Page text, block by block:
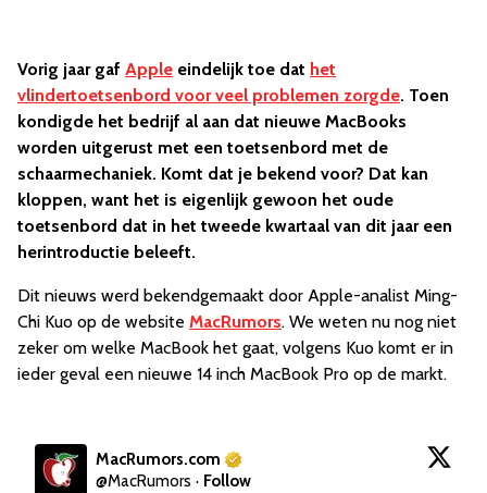
Vorig jaar gaf Apple eindelijk toe dat het
vlindertoetsenbord voor veel problemen zorgde. Toen
kondigde het bedrijf al aan dat nieuwe MacBooks
worden uitgerust met een toetsenbord met de
schaarmechaniek. Komt dat je bekend voor? Dat kan
kloppen, want het is eigenlijk gewoon het oude
toetsenbord dat in het tweede kwartaal van dit jaar een
herintroductie beleeft.
Dit nieuws werd bekendgemaakt door Apple-analist Ming-
Chi Kuo op de website MacRumors. We weten nu nog niet
zeker om welke MacBook het gaat, volgens Kuo komt er in
ieder geval een nieuwe 14 inch MacBook Pro op de markt.
MacRumors.com
@MacRumors · Follow